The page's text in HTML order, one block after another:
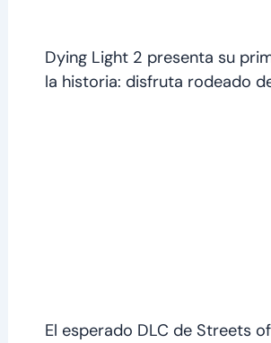
Dying Light 2 presenta su
la historia: disfruta rodeado
El esperado DLC de Streets